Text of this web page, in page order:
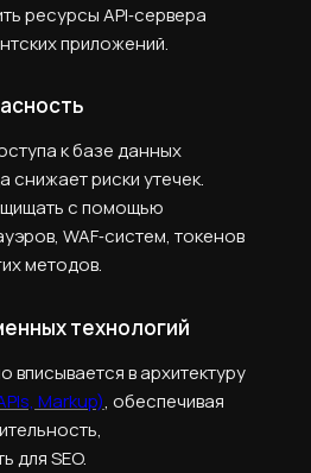
ресурсы API‑сервера
приложений.
к базе данных
риски утечек.
с помощью
WAF‑систем, токенов
методов.
технологий
вписывается в архитектуру
Markup), обеспечивая
для SEO.